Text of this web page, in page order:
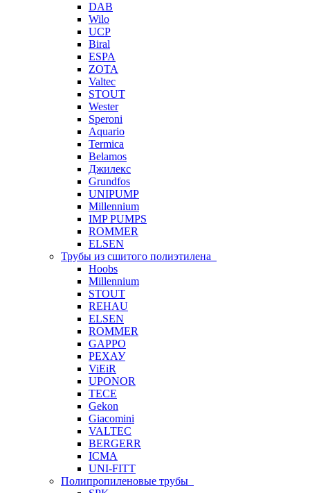
DAB
Wilo
UCP
Biral
ESPA
ZOTA
Valtec
STOUT
Wester
Speroni
Aquario
Termica
Belamos
Джилекс
Grundfos
UNIPUMP
Millennium
IMP PUMPS
ROMMER
ELSEN
Трубы из сшитого полиэтилена
Hoobs
Millennium
STOUT
REHAU
ELSEN
ROMMER
GAPPO
РЕХАУ
ViEiR
UPONOR
TECE
Gekon
Giacomini
VALTEC
BERGERR
ICMA
UNI-FITT
Полипропиленовые трубы